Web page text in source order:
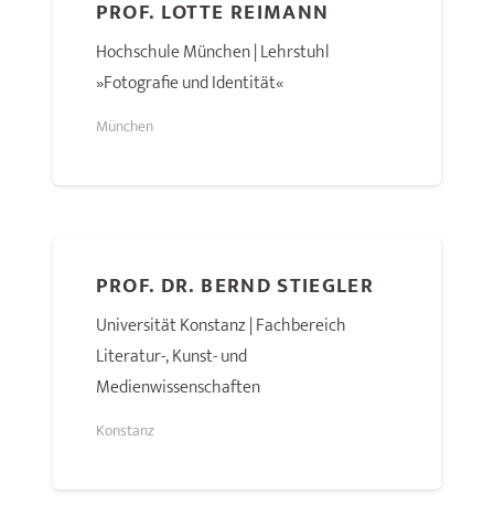
PROF. LOTTE REIMANN
Hochschule München | Lehrstuhl
»Fotografie und Identität«
München
PROF. DR. BERND STIEGLER
Universität Konstanz | Fachbereich
Literatur-, Kunst- und
Medienwissenschaften
Konstanz